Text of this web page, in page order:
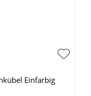
Einfarbig